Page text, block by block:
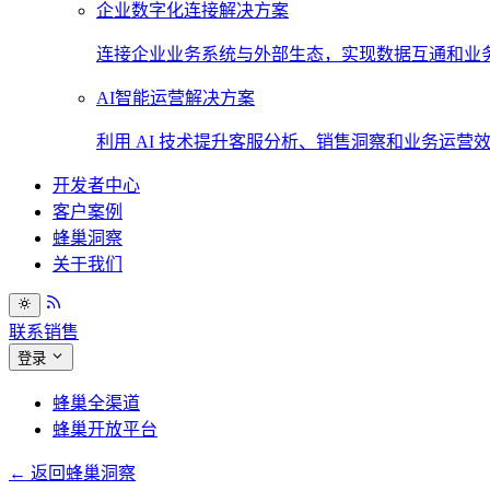
企业数字化连接解决方案
连接企业业务系统与外部生态，实现数据互通和业
AI智能运营解决方案
利用 AI 技术提升客服分析、销售洞察和业务运营
开发者中心
客户案例
蜂巢洞察
关于我们
联系销售
登录
蜂巢全渠道
蜂巢开放平台
← 返回蜂巢洞察